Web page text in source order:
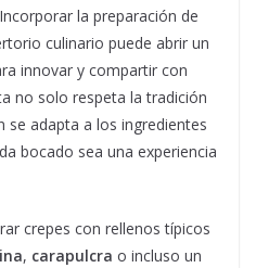
la preparación de
culinario puede abrir un
innovar y compartir con
no solo respeta la tradición
se adapta a los ingredientes
bocado sea una experiencia
crepes con rellenos típicos
, carapulcra o incluso un